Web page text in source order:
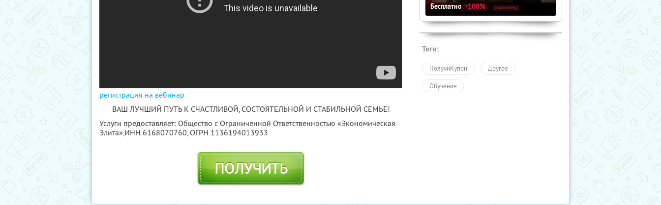
регистрация на вебинар
ВАШ ЛУЧШИЙ ПУТЬ К СЧАСТЛИВОЙ, СОСТОЯТЕЛЬНОЙ И СТАБИЛЬНОЙ СЕМЬЕ!
Услуги предоставляет: Общество с Ограниченной Ответственностью «Экономическая
Элита»,ИНН 6168070760, ОГРН 1136194013933
ПОЛУЧИТЬ
Бесплатно -100%
Теги:
ПолучиКупон Другое
Обучение